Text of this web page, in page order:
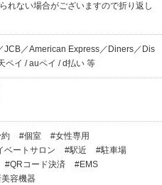
れない場合がございますので折り返し
JCB／American Express／Diners／Dis
ペイ / auペイ / d払い 等
#個室
#女性専用
ベートサロン
#駅近
#駐車場
#QRコード決済
#EMS
容機器